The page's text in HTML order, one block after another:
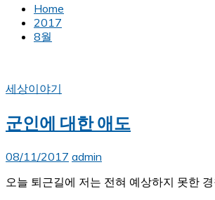
Home
2017
8월
세상이야기
군인에 대한 애도
08/11/2017 admin
오늘 퇴근길에 저는 전혀 예상하지 못한